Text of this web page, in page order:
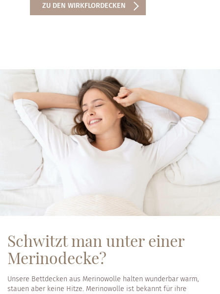
ZU DEN WIRKFLORDECKEN
Schwitzt man unter einer
Merinodecke?
Unsere Bettdecken aus Merinowolle halten wunderbar warm,
stauen aber keine Hitze. Merinowolle ist bekannt für ihre